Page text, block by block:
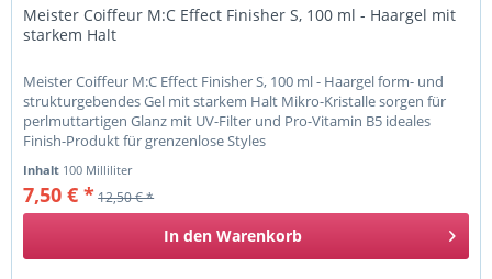
Meister Coiffeur M:C Effect Finisher S, 100 ml - Haargel mit
starkem Halt
Meister Coiffeur M:C Effect Finisher S, 100 ml - Haargel form- und
strukturgebendes Gel mit starkem Halt Mikro-Kristalle sorgen für
perlmuttartigen Glanz mit UV-Filter und Pro-Vitamin B5 ideales
Finish-Produkt für grenzenlose Styles
Inhalt 100 Milliliter
7,50 € *12,50 € *
In den Warenkorb